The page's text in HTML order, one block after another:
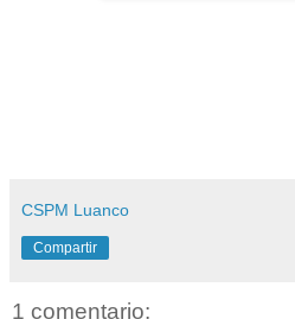
CSPM Luanco
Compartir
1 comentario: